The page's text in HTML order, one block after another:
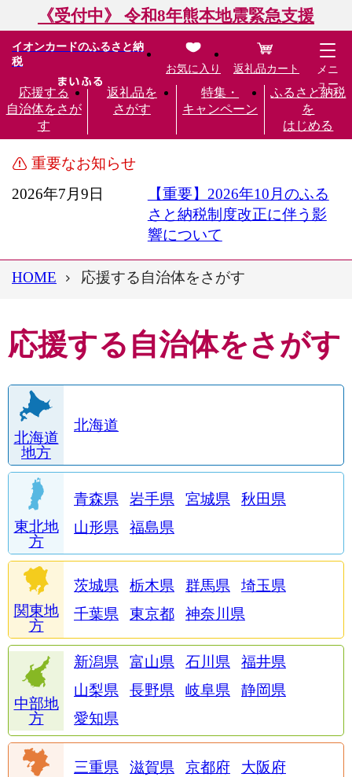
《受付中》 令和8年熊本地震緊急支援
イオンカードのふるさと納
税
応援する
自治体をさが
す
返礼品を
さがす
特集・
キャンペーン
ふるさと納税
を
はじめる
お気に入り 返礼品カート
メニ
ュー
重要なお知らせ
2026年7月9日
【重要】2026年10月のふる
さと納税制度改正に伴う影
響について
HOME 応援する自治体をさがす
応援する自治体をさがす
北海道
地方
北海道
東北地
方
青森県 岩手県 宮城県
秋田県
山形県
福島県
関東地
方
茨城県 栃木県 群馬県
埼玉県
千葉県
東京都 神奈川県
中部地
方
新潟県 富山県 石川県
福井県
山梨県
長野県 岐阜県
静岡県
愛知県
三重県 滋賀県 京都府
大阪府